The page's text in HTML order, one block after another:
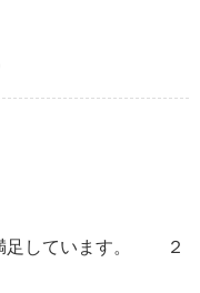
足しています。 ２